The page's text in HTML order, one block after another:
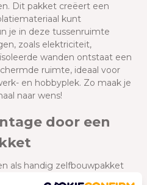
Dit pakket creëert een
kunt
je in deze tussenruimte
zoals elektriciteit,
wanden ontstaat een
ruimte, ideaal voor
en hobbyplek. Zo maak je
naar wens!
door een
als handig zelfbouwpakket